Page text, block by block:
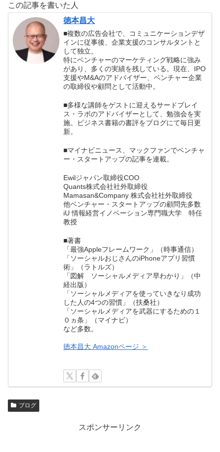
この記事を書いた人
徳本昌大
■複数の広告会社で、コミュニケーションデザ
インに従事後、企業支援のコンサルタントと
して独立。
特にベンチャーのマーケティング戦略に強み
があり、多くの実績を残している。現在、IPO
支援やM&Aのアドバイザー、ベンチャー企業
の取締役や顧問として活動中。
■多様な講師をゲストに迎えるサードプレイ
ス・ラボのアドバイザーとして、勉強会を実
施。ビジネス書籍の書評をブログにて毎日更
新。
■マイナビニュース、マックファンでベンチャ
ー・スタートアップの記事を連載。
Ewilジャパン取締役COO
Quants株式会社社外取締役
Mamasan&Company 株式会社社外取締役
他ベンチャー・スタートアップの顧問先多数
iU 情報経営イノベーション専門職大学 特任
教授
■著書
「最強Appleフレームワーク」（時事通信）
「ソーシャルおじさんのiPhoneアプリ習慣
術」（ラトルズ）
「図解 ソーシャルメディア早わかり」（中
経出版）
「ソーシャルメディアを使っていきなり成功
した人の4つの習慣」（扶桑社）
「ソーシャルメディアを武器にするための１
０ヵ条」（マイナビ）
など多数。
徳本昌大 Amazonページ ＞
ブログ
スポンサーリンク